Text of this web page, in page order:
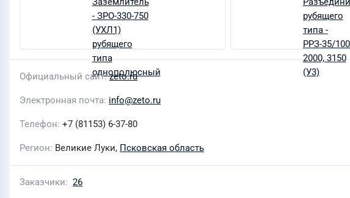
Официальный сайт zeto.ru
Электронная почта info@zeto.ru
Телефон +7 (81153) 6-37-80
Регион Великие Луки, Псковская область
Заказчики 26